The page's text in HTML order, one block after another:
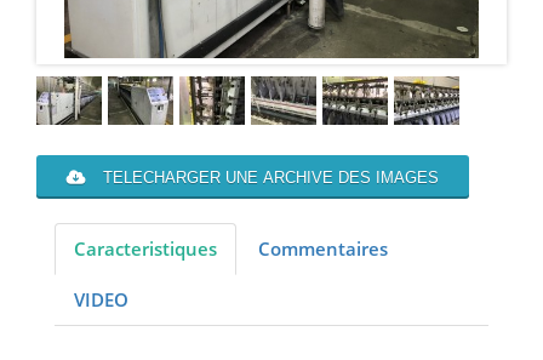
TELECHARGER UNE ARCHIVE DES IMAGES
Caracteristiques Commentaires
VIDEO